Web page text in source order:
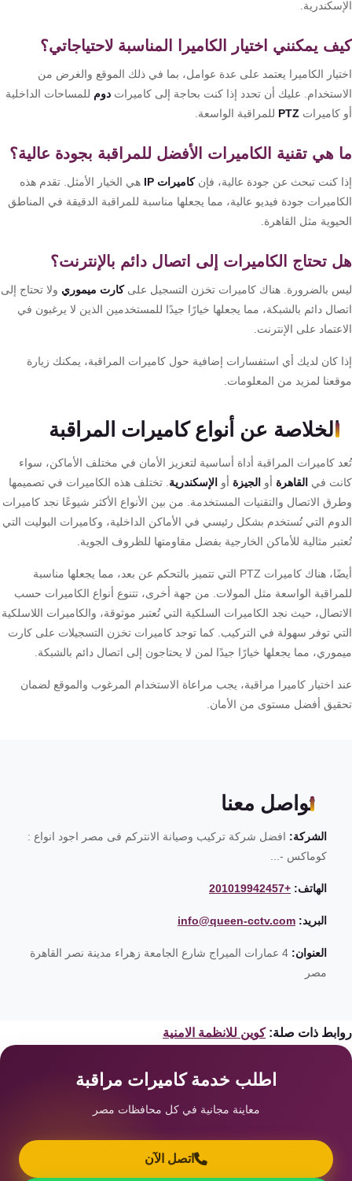
يمكنني اختيار الكاميرا المناسبة لاحتياجاتي؟
الكاميرا يعتمد على عدة عوامل، بما في ذلك الموقع والغرض من
عليك أن تحدد إذا كنت بحاجة إلى كاميراتدومللمساحات الداخلية
كاميراتPTZللمراقبة الواسعة.
هي تقنية الكاميرات الأفضل للمراقبة بجودة عالية؟
كنت تبحث عن جودة عالية، فإنكاميرات IP
هي الخيار الأمثل. تقدم هذه
جودة فيديو عالية، مما يجعلها مناسبة للمراقبة الدقيقة في المناطق
مثل القاهرة.
تحتاج الكاميرات إلى اتصال دائم بالإنترنت؟
بالضرورة. هناك كاميرات تخزن التسجيل علىكارت ميموري ولا تحتاج إلى
دائم بالشبكة، مما يجعلها خيارًا جيدًا للمستخدمين الذين لا يرغبون في
على الإنترنت.
كان لديك أي استفسارات إضافية حول كاميرات المراقبة، يمكنك زيارة
لمزيد من المعلومات.
الخلاصة عن أنواع كاميرات المراقبة
كاميرات المراقبة أداة أساسية لتعزيز الأمان في مختلف الأماكن، سواء
فيالقاهرةأوالجيزةأوالإسكندرية . تختلف هذه الكاميرات في تصميمها
الاتصال والتقنيات المستخدمة. من بين الأنواع الأكثر شيوعًا نجد كاميرات
التي تُستخدم بشكل رئيسي في الأماكن الداخلية، وكاميرات البوليت التي
مثالية للأماكن الخارجية بفضل مقاومتها للظروف الجوية.
أيضًا، هناك كاميرات PTZ التي تتميز بالتحكم عن بعد، مما يجعلها مناسبة
الواسعة مثل المولات. من جهة أخرى، تتنوع أنواع الكاميرات حسب
حيث نجد الكاميرات السلكية التي تُعتبر موثوقة، والكاميرات اللاسلكية
توفر سهولة في التركيب. كما توجد كاميرات تخزن التسجيلات على كارت
مما يجعلها خيارًا جيدًا لمن لا يحتاجون إلى اتصال دائم بالشبكة.
اختيار كاميرا مراقبة، يجب مراعاة الاستخدام المرغوب والموقع لضمان
أفضل مستوى من الأمان.
تواصل معنا
الشركة:افضل شركة تركيب وصيانة الانتركم فى مصر اجود انواع :
كوماكس -...
الهاتف: +201019942457
البريد: info@queen-cctv.com
العنوان:
4 عمارات الميراج شارع الجامعة زهراء مدينة نصر القاهرة
مصر
ذات صلة: كوين للانظمة الامنية
اطلب خدمة كاميرات مراقبة
معاينة مجانية في كل محافظات مصر
اتصل الآن